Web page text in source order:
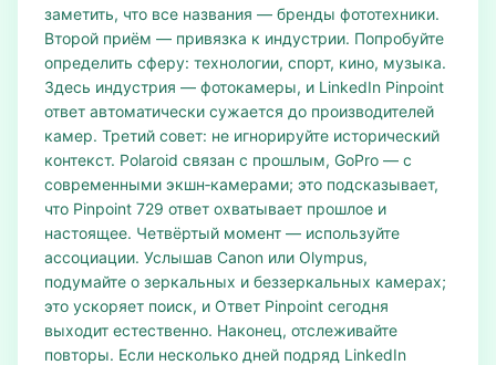
заметить, что все названия — бренды фототехники.
Второй приём — привязка к индустрии. Попробуйте
определить сферу: технологии, спорт, кино, музыка.
Здесь индустрия — фотокамеры, и LinkedIn Pinpoint
ответ автоматически сужается до производителей
камер. Третий совет: не игнорируйте исторический
контекст. Polaroid связан с прошлым, GoPro — с
современными экшн‑камерами; это подсказывает,
что Pinpoint 729 ответ охватывает прошлое и
настоящее. Четвёртый момент — используйте
ассоциации. Услышав Canon или Olympus,
подумайте о зеркальных и беззеркальных камерах;
это ускоряет поиск, и Ответ Pinpoint сегодня
выходит естественно. Наконец, отслеживайте
повторы. Если несколько дней подряд LinkedIn